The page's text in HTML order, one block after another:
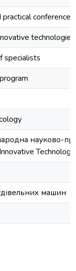
conference
technologies
specialists
науково-
машин